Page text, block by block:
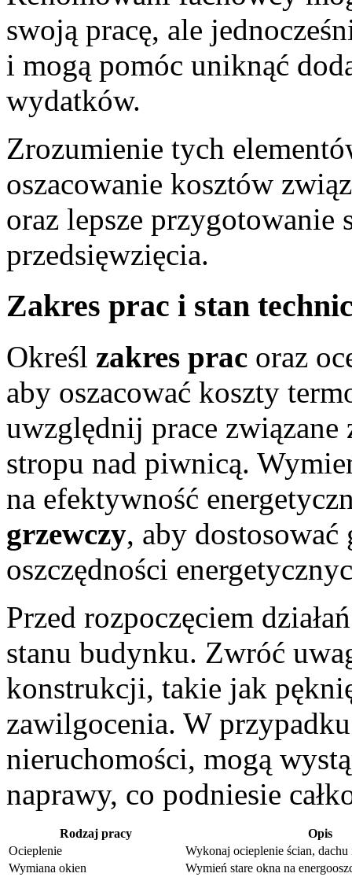
swoją pracę, ale
i mogą pomóc uniknąć
wydatków.
Zrozumienie tych
oszacowanie kosztów
oraz lepsze przygotowanie
przedsięwzięcia.
Zakres prac i stan
Określ zakres prac oraz
aby oszacować koszty
uwzględnij prace
stropu nad piwnicą.
na efektywność
grzewczy, aby
oszczędności
Przed rozpoczęciem
stanu budynku. Zwróć
konstrukcji, takie jak
zawilgocenia. W
nieruchomości, mogą
naprawy, co podniesie
Rodzaj pracy
Opis
Ocieplenie
Wykonaj ocieplenie ścian,
Wymiana okien
Wymień stare okna na